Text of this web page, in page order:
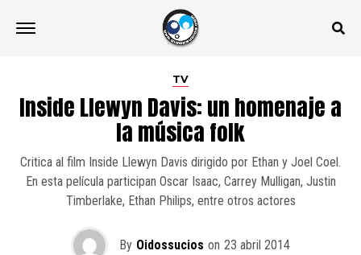
TV
Inside Llewyn Davis: un homenaje a
la música folk
Critica al film Inside Llewyn Davis dirigido por Ethan y Joel Coel.
En esta película participan Oscar Isaac, Carrey Mulligan, Justin
Timberlake, Ethan Philips, entre otros actores
By Oidossucios on 23 abril 2014